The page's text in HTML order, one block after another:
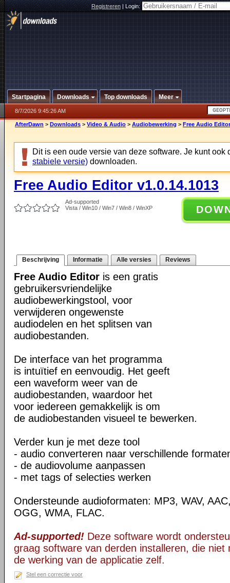
Registreren|Login:
Startpagina Downloads Top downloads Meer
8/7/2026 9:45:26 AM
AfterDawn > Downloads > Video & Audio > Audiobewerking > Free Audio
Dit is een oude versie van deze software. Je kunt ook
stabiele versie) downloaden.
Free Audio Editor v1.0.14.1013
Ad-supported
Vista / Win10 / Win7 / Win8 / WinXP
Beschrijving Informatie Alle versies Reviews
Free Audio Editor is een gratis
gebruikersvriendelijke
audiobewerkingstool, voor
verwijderen ongewenste
audiodelen en het splitsen van
audiobestanden.
De interface van het programma
is intuïtief en eenvoudig. Het geeft
een waveform weer van de
audiobestanden, waardoor het
voor iedereen gemakkelijk is om
de audiobestanden visueel te bewerken.
Verder kun je met deze tool
- audio converteren naar verschillende
- de audiovolume aanpassen
- met tags of selecties werken
Ondersteunde audioformaten: MP3, WAV,
OGG, WMA, FLAC.
Ad-supported! Deze software wordt
graag software van derden installeren, die niet
de werking van de applicatie zelf.
Stel een correctie voor